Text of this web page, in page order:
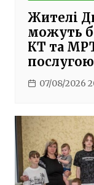
Жителі
можуть
КТ та
послугою
07/08/2026